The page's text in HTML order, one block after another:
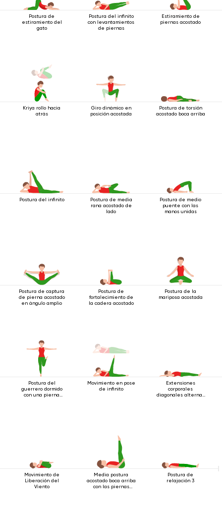
Postura de
estiramiento del
gato
Postura del infinito
con levantamientos
de piernas
Estiramiento de
piernas acostado
Kriya rollo hacia
atrás
Giro dinámico en
posición acostada
Postura de torsión
acostado boca arriba
Postura del infinito
Postura de media
rana acostado de
lado
Postura de medio
puente con las
manos unidas
Postura de captura
de pierna acostado
en ángulo amplio
Postura de
fortalecimiento de
la cadera acostado
Postura de la
mariposa acostada
Postura del
guerrero dormido
con una pierna
Movimiento en pose
de infinito
Extensiones
corporales
diagonales alternas
Movimiento de
Liberación del
Viento
Media postura
acostado boca arriba
con las piernas
Postura de
relajación 3